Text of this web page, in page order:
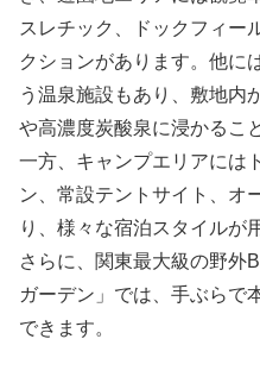
スレチック、ドックフィー
クションがあります。他に
う温泉施設もあり、敷地内
や高濃度炭酸泉に浸かるこ
一方、キャンプエリアには
ン、常設テントサイト、オ
り、様々な宿泊スタイルが
さらに、関東最大級の野外
ガーデン」では、手ぶらで
できます。